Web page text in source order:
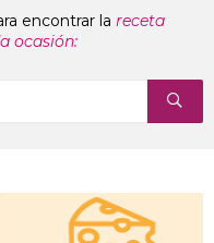
encontrar la receta
ocasión:
Otros Ingredientes